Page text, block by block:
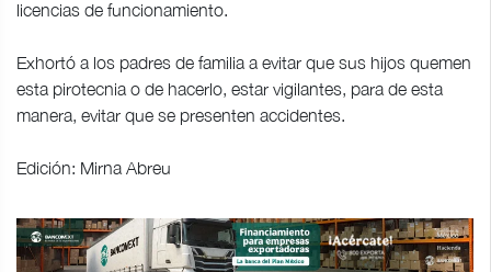
licencias de funcionamiento.
Exhortó a los padres de familia a evitar que sus hijos quemen
esta pirotecnia o de hacerlo, estar vigilantes, para de esta
manera, evitar que se presenten accidentes.
Edición: Mirna Abreu